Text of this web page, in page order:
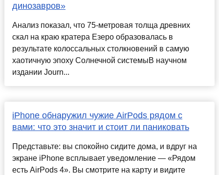
динозавров»
Анализ показал, что 75-метровая толща древних
скал на краю кратера Езеро образовалась в
результате колоссальных столкновений в самую
хаотичную эпоху Солнечной системыВ научном
издании Journ...
iPhone обнаружил чужие AirPods рядом с
вами: что это значит и стоит ли паниковать
Представьте: вы спокойно сидите дома, и вдруг на
экране iPhone всплывает уведомление — «Рядом
есть AirPods 4». Вы смотрите на карту и видите